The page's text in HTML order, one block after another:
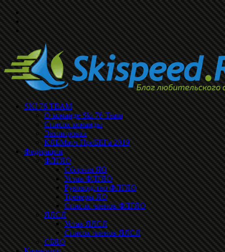
SKI 76 TEAM
О команде Ski 76 Team
Список команды
Экипировка
КЛБМатч ПроБЕГа 2019
Федерации
ФЛГЯО
Сборная ЯО
Устав ФЛГЯО
Руководство ФЛГЯО
Тренеры ЯО
Список членов ФЛГЯО
ЯЛСЛ
Устав ЯЛСЛ
Список членов ЯЛСЛ
СБЯО